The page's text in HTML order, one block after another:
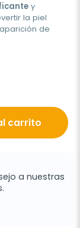
y
la piel
de
carrito
a nuestras